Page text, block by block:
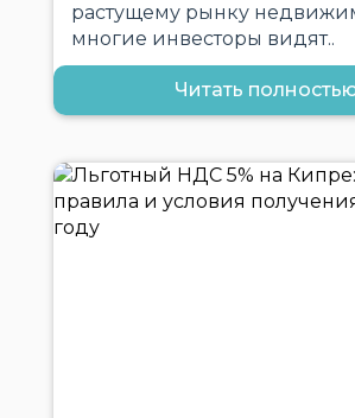
растущему рынку
многие инвесторы видят..
Читать